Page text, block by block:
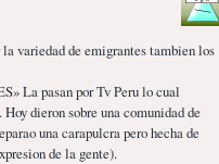
variedad de emigrantes tambien los
La pasan por Tv Peru lo cual
dieron sobre una comunidad de
una carapulcra pero hecha de
de la gente).